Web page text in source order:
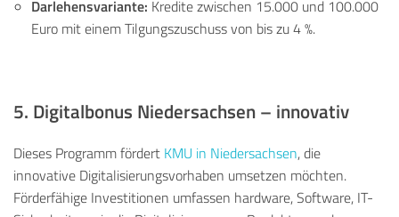
Darlehensvariante: Kredite zwischen 15.000 und 100.000
Euro mit einem Tilgungszuschuss von bis zu 4 %.
5. Digitalbonus Niedersachsen – innovativ
Dieses Programm fördert KMU in Niedersachsen, die
innovative Digitalisierungsvorhaben umsetzen möchten.
Förderfähige Investitionen umfassen hardware, Software, IT-